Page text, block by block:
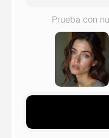
Ver
Blog
Prueba con